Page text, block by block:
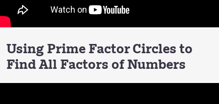
Using Prime Factor Circles to
Find All Factors of Numbers